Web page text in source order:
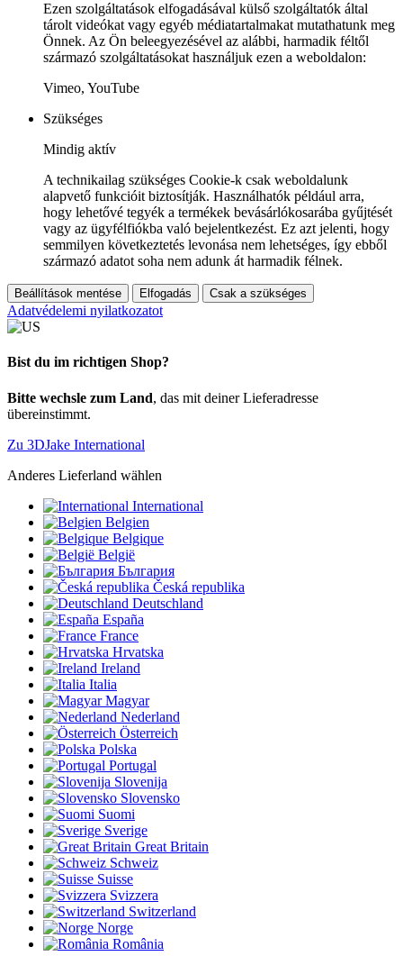
Ezen szolgáltatások elfogadásával külső szolgáltatók által
tárolt videókat vagy egyéb médiatartalmakat mutathatunk meg
Önnek. Az Ön beleegyezésével az alábbi, harmadik féltől
származó szolgáltatásokat használjuk ezen a weboldalon:
Vimeo, YouTube
Szükséges
Mindig aktív
A technikailag szükséges Cookie-k csak weboldalunk
alapvető funkcióit biztosítják. Használhatók például arra,
hogy lehetővé tegyék a termékek bevásárlókosarába gyűjtését
vagy az ügyfélfiókba való bejelentkezést. Ez azt jelenti, hogy
semmilyen következtetés levonása nem lehetséges, így ebből
származó adatot soha nem adunk át harmadik félnek.
Beállítások mentése Elfogadás Csak a szükséges
Adatvédelemi nyilatkozatot
Bist du im richtigen Shop?
Bitte wechsle zum Land, das mit deiner Lieferadresse
übereinstimmt.
Zu 3DJake International
Anderes Lieferland wählen
International
Belgien
Belgique
België
България
Česká republika
Deutschland
España
France
Hrvatska
Ireland
Italia
Magyar
Nederland
Österreich
Polska
Portugal
Slovenija
Slovensko
Suomi
Sverige
Great Britain
Schweiz
Suisse
Svizzera
Switzerland
Norge
România